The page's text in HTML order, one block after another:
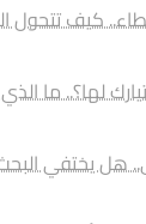
كيف
لها؟.. ما
هل يختفي